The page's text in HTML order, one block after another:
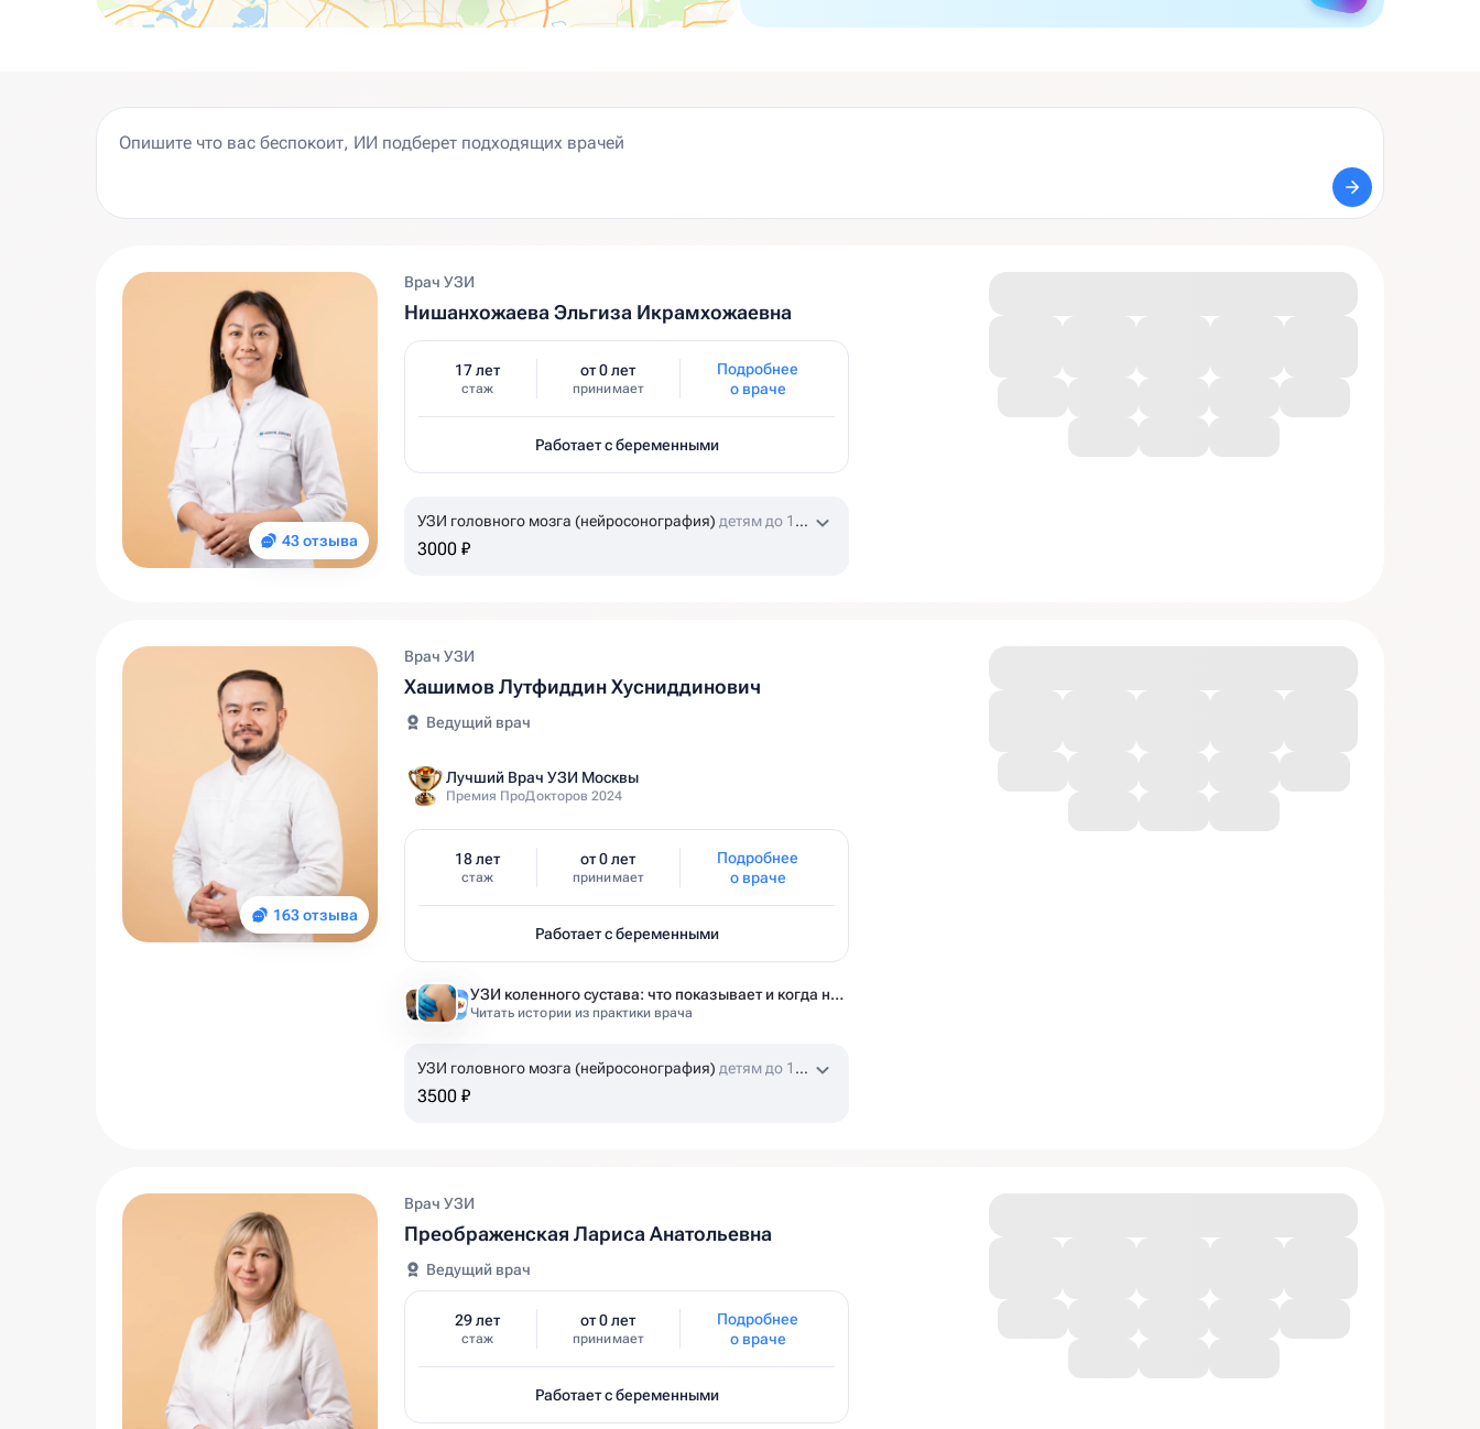
43 отзыва
Врач УЗИ
Нишанхожаева Эльгиза Икрамхожаевна
17 лет
стаж
от 0 лет
принимает
Подробнее
о враче
Работает с беременными
УЗИ головного мозга (нейросонография) детям до 1
года
3000 ₽
163 отзыва
Врач УЗИ
Хашимов Лутфиддин Хусниддинович
Ведущий врач
Лучший Врач УЗИ Москвы
Премия ПроДокторов 2024
18 лет
стаж
от 0 лет
принимает
Подробнее
о враче
Работает с беременными
УЗИ коленного сустава: что показывает и когда назначают
Читать истории из практики врача
УЗИ головного мозга (нейросонография) детям до 1
года
3500 ₽
Врач УЗИ
Преображенская Лариса Анатольевна
Ведущий врач
29 лет
стаж
от 0 лет
принимает
Подробнее
о враче
Работает с беременными